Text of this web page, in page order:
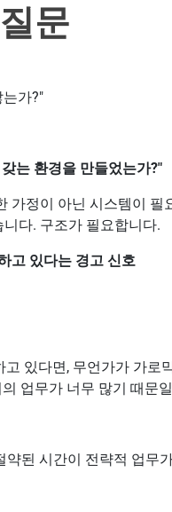
문
가?"
는 환경을 만들었는가?"
가정이 아닌 시스템이 필
다. 구조가 필요합니다.
고 있다는 경고 신호
있다면, 무언가가 가로
업무가 너무 많기 때문
된 시간이 전략적 업무